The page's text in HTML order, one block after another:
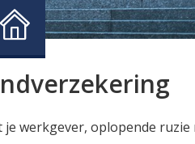
je werkgever, oplopende